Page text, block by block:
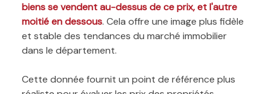
biens se vendent au-dessus de ce prix, et l'autre
moitié en dessous. Cela offre une image plus fidèle
et stable des tendances du marché immobilier
dans le département.
Cette donnée fournit un point de référence plus